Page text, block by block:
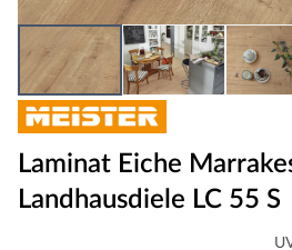
Laminat Eiche
Landhausdiele LC 55 S